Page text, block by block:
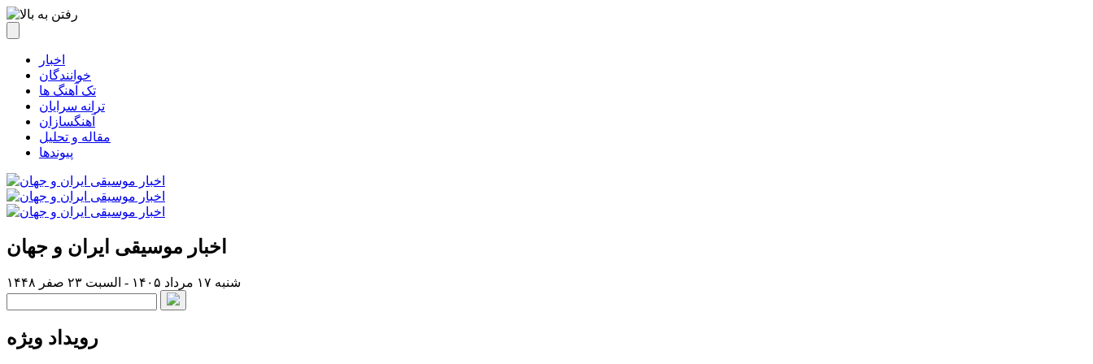
اخبار
خوانندگان
تک آهنگ ها
ترانه سرایان
آهنگسازان
مقاله و تحلیل
پیوندها
اخبار موسیقی ایران و جهان
شنبه ۱۷ مرداد ۱۴۰۵ - السبت ۲۳ صفر ۱۴۴۸
رویداد ویژه